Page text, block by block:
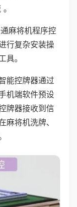
麻将机程序控
行复杂安装操
具。
能控牌器通过
机端软件预设
牌器接收到信
麻将机洗牌、